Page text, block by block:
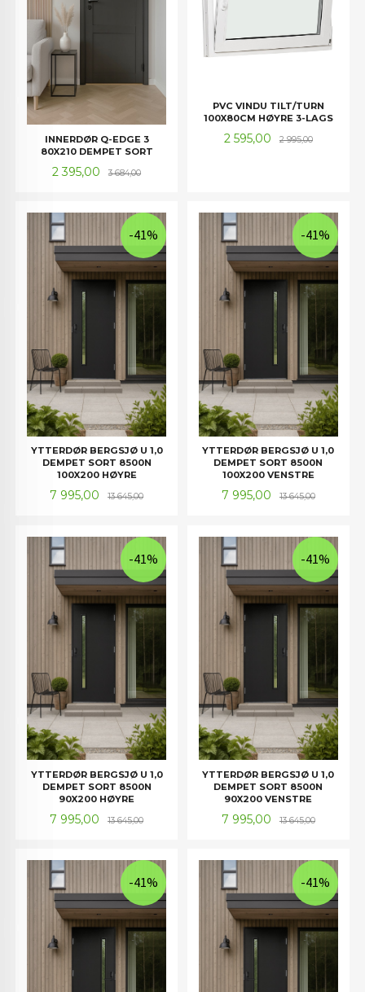
INNERDØR Q-EDGE 3
80X210 DEMPET SORT
Tilbud
2 395,00 3 684,00Rabatt
PVC VINDU TILT/TURN
100X80CM HØYRE 3-LAGS
Tilbud
2 595,00 2 995,00Rabatt
YTTERDØR BERGSJØ U 1,0
DEMPET SORT 8500N
100X200 HØYRE
Tilbud
7 995,00 13 645,00Rabatt
-41%
YTTERDØR BERGSJØ U 1,0
DEMPET SORT 8500N
100X200 VENSTRE
Tilbud
7 995,00 13 645,00Rabatt
-41%
YTTERDØR BERGSJØ U 1,0
DEMPET SORT 8500N
90X200 HØYRE
Tilbud
7 995,00 13 645,00Rabatt
-41%
YTTERDØR BERGSJØ U 1,0
DEMPET SORT 8500N
90X200 VENSTRE
Tilbud
7 995,00 13 645,00Rabatt
-41%
-41% -41%